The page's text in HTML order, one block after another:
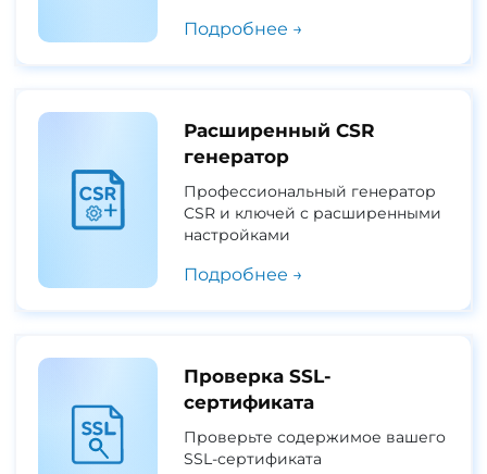
Подробнее →
Расширенный CSR
генератор
Профессиональный генератор
CSR и ключей с расширенными
настройками
Подробнее →
Проверка SSL-
сертификата
Проверьте содержимое вашего
SSL-сертификата